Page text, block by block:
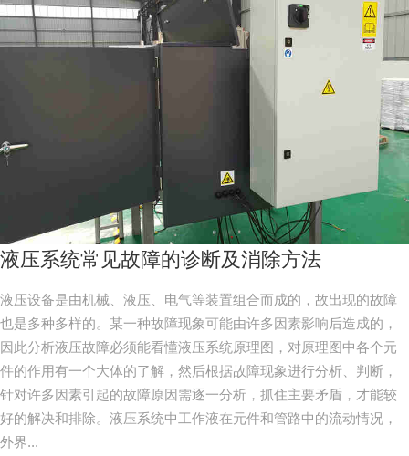
液压系统常见故障的诊断及消除方法
液压设备是由机械、液压、电气等装置组合而成的，故出现的故障
也是多种多样的。某一种故障现象可能由许多因素影响后造成的，
因此分析液压故障必须能看懂液压系统原理图，对原理图中各个元
件的作用有一个大体的了解，然后根据故障现象进行分析、判断，
针对许多因素引起的故障原因需逐一分析，抓住主要矛盾，才能较
好的解决和排除。液压系统中工作液在元件和管路中的流动情况，
外界...